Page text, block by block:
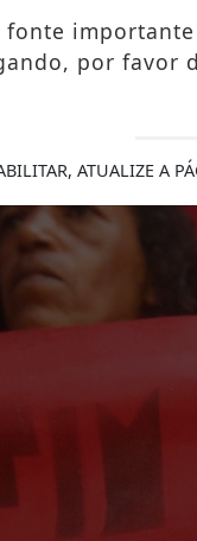
COMERCIAL
por favor
ATUALIZE A